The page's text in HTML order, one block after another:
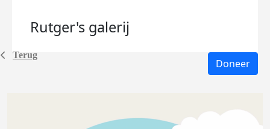
Terug
Rutger's galerij
Doneer